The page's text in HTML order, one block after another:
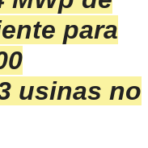
para
usinas no